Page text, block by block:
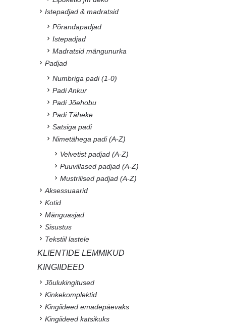
Istepadjad & madratsid
Põrandapadjad
Istepadjad
Madratsid mängunurka
Padjad
Numbriga padi (1-0)
Padi Ankur
Padi Jõehobu
Padi Täheke
Satsiga padi
Nimetähega padi (A-Z)
Velvetist padjad (A-Z)
Puuvillased padjad (A-Z)
Mustrilised padjad (A-Z)
Aksessuaarid
Kotid
Mänguasjad
Sisustus
Tekstiil lastele
KLIENTIDE LEMMIKUD
KINGIIDEED
Jõulukingitused
Kinkekomplektid
Kingiideed emadepäevaks
Kingiideed katsikuks